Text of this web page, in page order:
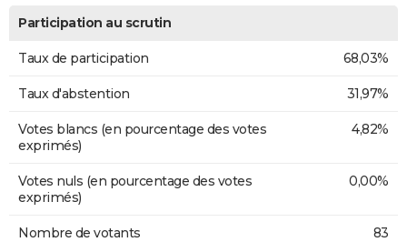
Participation au scrutin
Taux de participation 68,03%
Taux d'abstention 31,97%
Votes blancs (en pourcentage des votes
exprimés)
4,82%
Votes nuls (en pourcentage des votes
exprimés)
0,00%
Nombre de votants 83